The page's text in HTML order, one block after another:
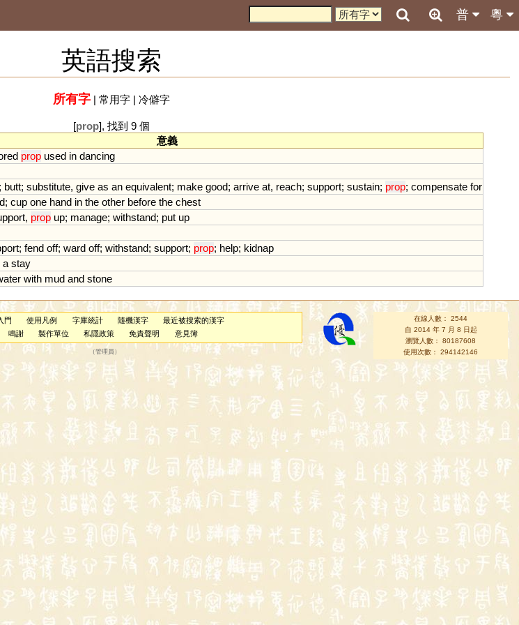
粵
普
英語搜索
所有字| 常用字| 冷僻字
[prop], 找到 9 個
意義
prop used in dancing
; butt; substitute, give as an equivalent; make good; arrive at, reach; support; sustain; prop; compensate for
; cup one hand in the other before the chest
, prop up; manage; withstand; put up
; fend off; ward off; withstand; support; prop; help; kidnap
a stay
with mud and stone
門 使用凡例 字庫統計 隨機漢字
最近被搜索的漢字
鳴謝
製作單位 私隱政策 免責聲明 意見簿
（管理員 ）
在線人數： 2544
自 2014 年 7 月 8 日起
瀏覽人數： 80187608
使用次數： 294142146